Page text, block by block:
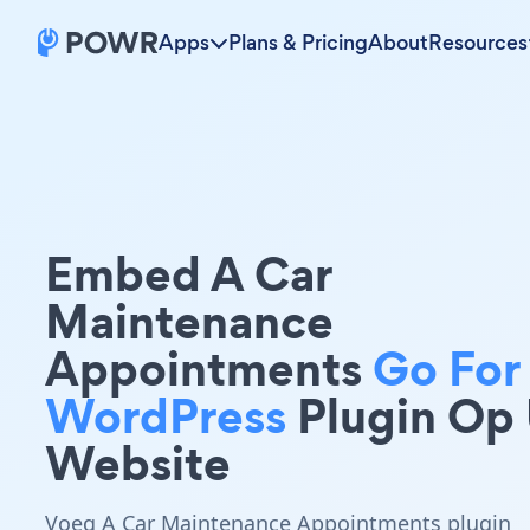
Apps Plans & PricingAboutResources
Embed A Car
Maintenance
AppointmentsGo For
WordPress Plugin Op
Website
Voeg A Car Maintenance Appointments plugin